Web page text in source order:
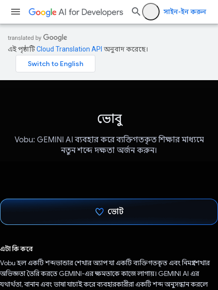
সাইন-ইন করুন
এই পৃষ্ঠাটিCloud Translation API অনুবাদ করেছে।
ভোবু
Vobu: GEMINI AI ব্যবহার করে ব্যক্তিগতকৃত শিক্ষার মাধ্যমে
নতুন শব্দে দক্ষতা অর্জন করুন।
ভোট
এটা কি করে
Vobu হল একটি শব্দভান্ডার শেখার অ্যাপ যা একটি ব্যক্তিগতকৃত এবং নিমগ্ন শেখার
অভিজ্ঞতা তৈরি করতে GEMINI-এর ক্ষমতাকে কাজে লাগায়। GEMINI AI এর
যথার্থতা, বানান এবং ভাষা যাচাই করে ব্যবহারকারীরা একটি শব্দ অনুসন্ধান করলে